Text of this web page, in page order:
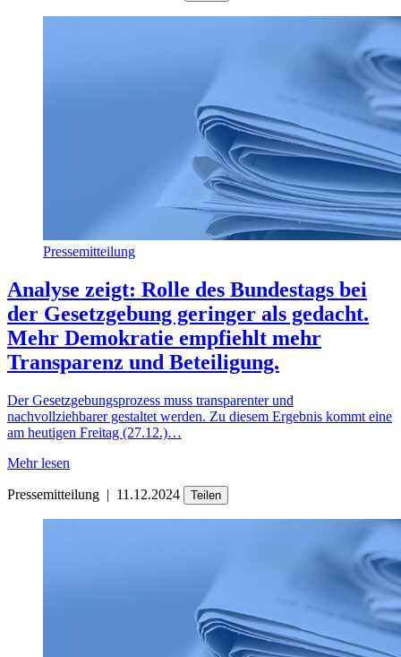
Pressemitteilung
Analyse zeigt: Rolle des Bundestags bei
der Gesetzgebung geringer als gedacht.
Mehr Demokratie empfiehlt mehr
Transparenz und Beteiligung.
Der Gesetzgebungsprozess muss transparenter und
nachvollziehbarer gestaltet werden. Zu diesem Ergebnis kommt eine
am heutigen Freitag (27.12.)…
Mehr lesen
Pressemitteilung | 11.12.2024 Teilen